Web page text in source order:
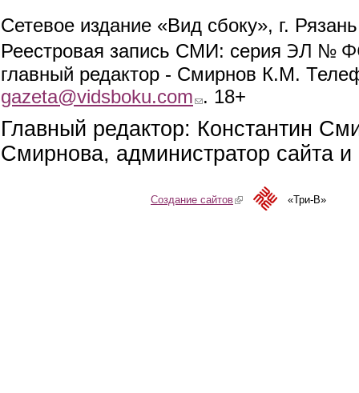
Сетевое издание «Вид сбоку», г.
Реестровая запись СМИ: серия ЭЛ №
главный редактор - Смирнов К.М.
gazeta@vidsboku.com (link sends e-mail)
. 18+
Главный редактор: Константин
Смирнова, администратор сайта
Создание сайтов(link is external)«Три-В»